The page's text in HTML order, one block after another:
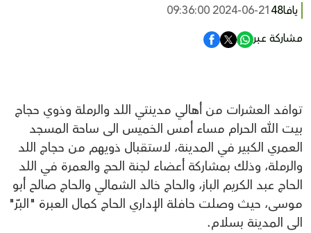
يافا48
2024-06-21 09:36:00
مشاركة عبر
توافد العشرات من أهالي مدينتي اللد والرملة وذوي حجاج
بيت الله الحرام مساء أمس الخميس الى ساحة المسجد
العمري الكبير في المدينة، لاستقبال ذويهم من حجاج اللد
والرملة، وذلك بمشاركة أعضاء لجنة الحج والعمرة في اللد
الحاج عبد الكريم الباز، والحاج خالد الشمالي والحاج صالح أبو
موسى، حيث وصلت حافلة الإداري الحاج كمال العبرة "البرّ"
الى المدينة بسلام.